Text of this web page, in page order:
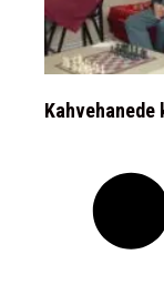
Kahvehanede